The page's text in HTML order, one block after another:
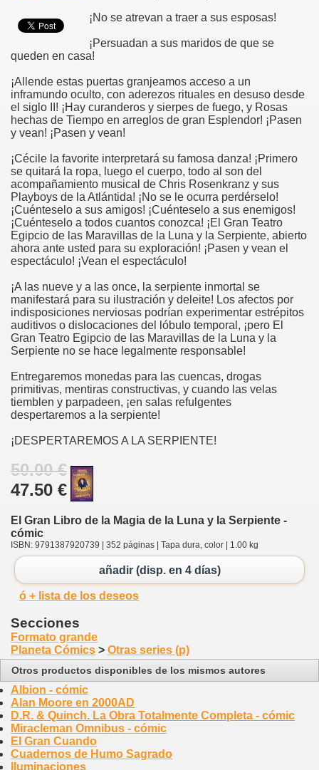
¡No se atrevan a traer a sus esposas!
¡Persuadan a sus maridos de que se
queden en casa!
¡Allende estas puertas granjeamos acceso a un
inframundo oculto, con aderezos rituales en desuso desde
el siglo II! ¡Hay curanderos y sierpes de fuego, y Rosas
hechas de Tiempo en arreglos de gran Esplendor! ¡Pasen
y vean! ¡Pasen y vean!
¡Cécile la favorite interpretará su famosa danza! ¡Primero
se quitará la ropa, luego el cuerpo, todo al son del
acompañamiento musical de Chris Rosenkranz y sus
Playboys de la Atlántida! ¡No se le ocurra perdérselo!
¡Cuénteselo a sus amigos! ¡Cuénteselo a sus enemigos!
¡Cuénteselo a todos cuantos conozca! ¡El Gran Teatro
Egipcio de las Maravillas de la Luna y la Serpiente, abierto
ahora ante usted para su exploración! ¡Pasen y vean el
espectáculo! ¡Vean el espectáculo!
¡A las nueve y a las once, la serpiente inmortal se
manifestará para su ilustración y deleite! Los afectos por
indisposiciones nerviosas podrían experimentar estrépitos
auditivos o dislocaciones del lóbulo temporal, ¡pero El
Gran Teatro Egipcio de las Maravillas de la Luna y la
Serpiente no se hace legalmente responsable!
Entregaremos monedas para las cuencas, drogas
primitivas, mentiras constructivas, y cuando las velas
tiemblen y parpadeen, ¡en salas refulgentes
despertaremos a la serpiente!
¡DESPERTAREMOS A LA SERPIENTE!
50.00 €
47.50 €
El Gran Libro de la Magia de la Luna y la Serpiente -
cómic
ISBN: 9791387920739 | 352 páginas | Tapa dura, color | 1.00 kg
añadir (disp. en 4 días)
ó + lista de los deseos
Secciones
Formato grande
Planeta Cómics > Otras series (p)
Otros productos disponibles de los mismos autores
Albion - cómic
Alan Moore en 2000AD
D.R. & Quinch. La Obra Totalmente Completa - cómic
Miracleman Omnibus - cómic
El Gran Cuando
Cuadernos de Humo Sagrado
Iluminaciones